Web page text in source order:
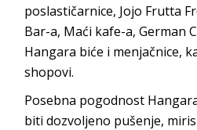
poslastičarnice, Jojo Frutta
Bar-a, Maći kafe-a, German
Hangara biće i menjačnice,
shopovi.
Posebna pogodnost
biti dozvoljeno pušenje,